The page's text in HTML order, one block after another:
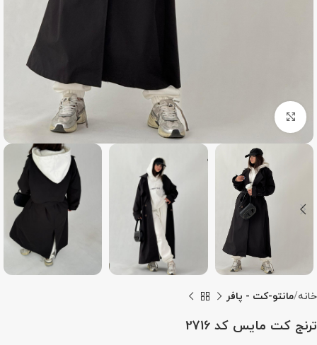
بزرگنمایی تصویر
خانه مانتو-کت - پافر
ترنج کت مایس کد 2716